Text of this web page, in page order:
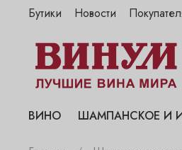
Бутики
"Винум" на Полянке
"Винум" на Гранатном
"Винум" на Сухаревском
"Винум" на Садовнической
Новости
ВИНО ШАМПАНСКОЕ И